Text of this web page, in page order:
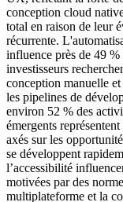
conception cloud
total en raison de leur
récurrente.
influence près de 49 %
investisseurs
conception manuelle
les pipelines de
environ 52 % des
émergents
axés sur les
se développent
l’accessibilité
motivées par des
multiplateforme et la